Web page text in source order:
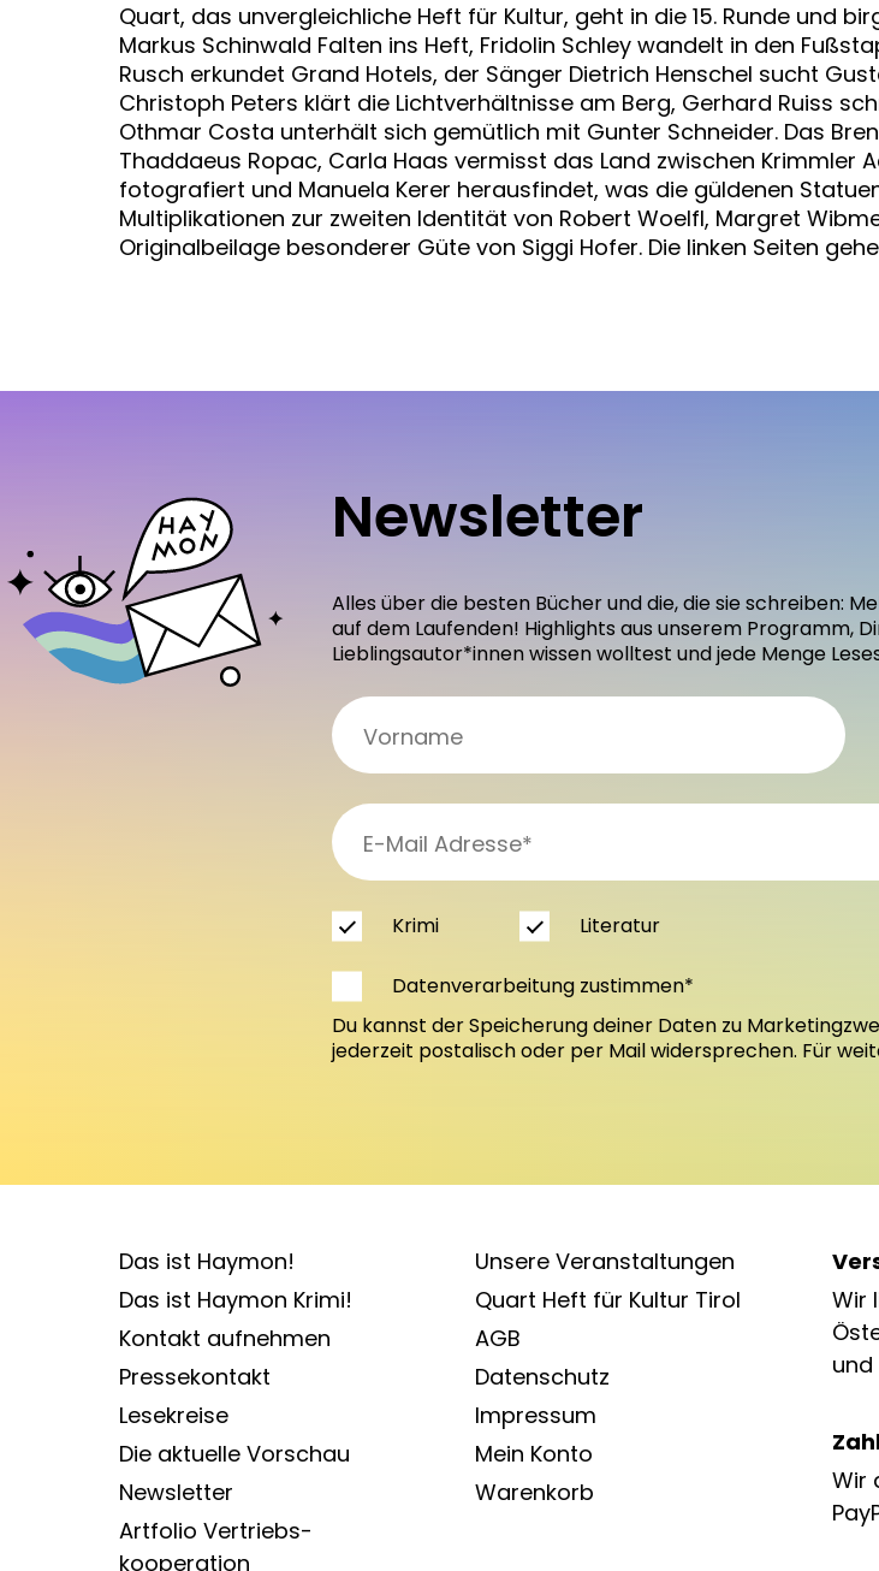
Quart, das unvergleichliche Heft für Kultur, geht in die 15. Runde und
Markus Schinwald Falten ins Heft, Fridolin Schley wandelt in den
Rusch erkundet Grand Hotels, der Sänger Dietrich Henschel sucht
Christoph Peters klärt die Lichtverhältnisse am Berg, Gerhard Ruiss
Othmar Costa unterhält sich gemütlich mit Gunter Schneider. Das
Thaddaeus Ropac, Carla Haas vermisst das Land zwischen Krimmler
fotografiert und Manuela Kerer herausfindet, was die güldenen
Multiplikationen zur zweiten Identität von Robert Woelfl, Margret
Originalbeilage besonderer Güte von Siggi Hofer. Die linken Seiten
Newsletter
Alles über die besten Bücher und die, die sie schreiben:
auf dem Laufenden! Highlights aus unserem Programm,
Lieblingsautor*innen wissen wolltest und jede Menge
Krimi Literatur
Datenverarbeitung zustimmen*
Du kannst der Speicherung deiner Daten zu
jederzeit postalisch oder per Mail widersprechen. Für
Das ist Haymon!
Das ist Haymon Krimi!
Kontakt aufnehmen
Pressekontakt
Lesekreise
Die aktuelle Vorschau
Newsletter
Artfolio Vertriebs­
kooperation
Unsere Veranstaltungen
Quart Heft für Kultur Tirol
AGB
Datenschutz
Impressum
Mein Konto
Warenkorb
Wir
und
Wir